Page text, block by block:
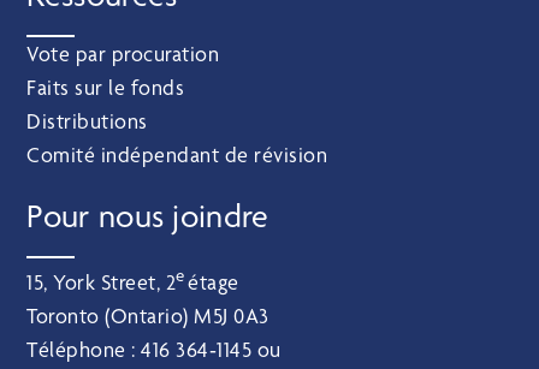
Vote par procuration
Faits sur le fonds
Distributions
Comité indépendant de révision
Pour nous joindre
15, York Street, 2eétage
Toronto (Ontario) M5J 0A3
Téléphone :416 364‑1145 ou